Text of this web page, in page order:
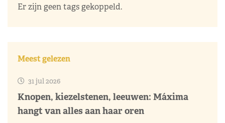
Er zijn geen tags gekoppeld.
Meest gelezen
31 jul 2026
Knopen, kiezelstenen, leeuwen: Máxima
hangt van alles aan haar oren